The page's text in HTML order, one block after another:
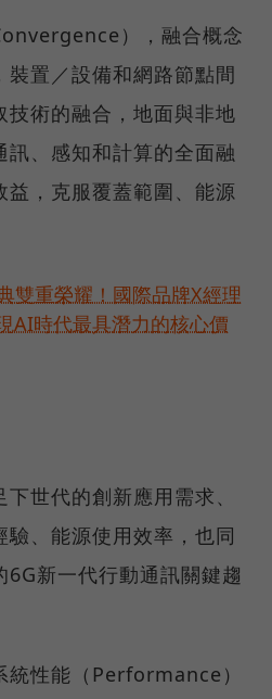
），融合概念
置／設備和網路節點間
技術的融合，地面與非地
、感知和計算的全面融
益，克服覆蓋範圍、能源
雙重榮耀！國際品牌X經理
AI時代最具潛力的核心價
世代的創新應用需求、
、能源使用效率，也同
新一代行動通訊關鍵趨
統性能（Performance）